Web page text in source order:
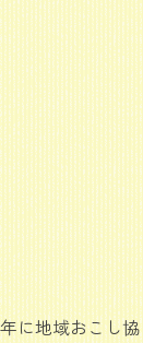
に地域おこし協